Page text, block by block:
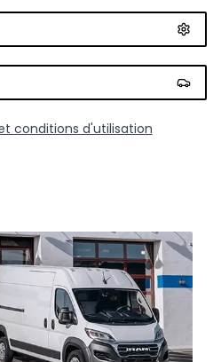
conditions d'utilisation